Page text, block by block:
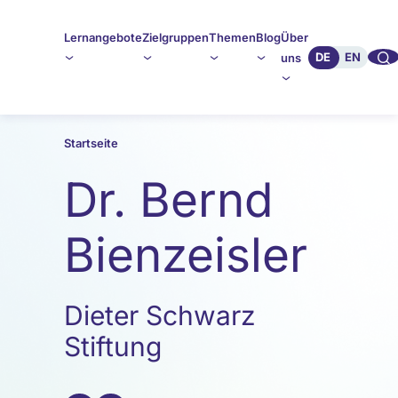
LernangeboteZielgruppenThemenBlogÜber
uns
DE EN 🔍︎︎
Startseite
Dr. Bernd
Bienzeisler
Dieter Schwarz
Stiftung